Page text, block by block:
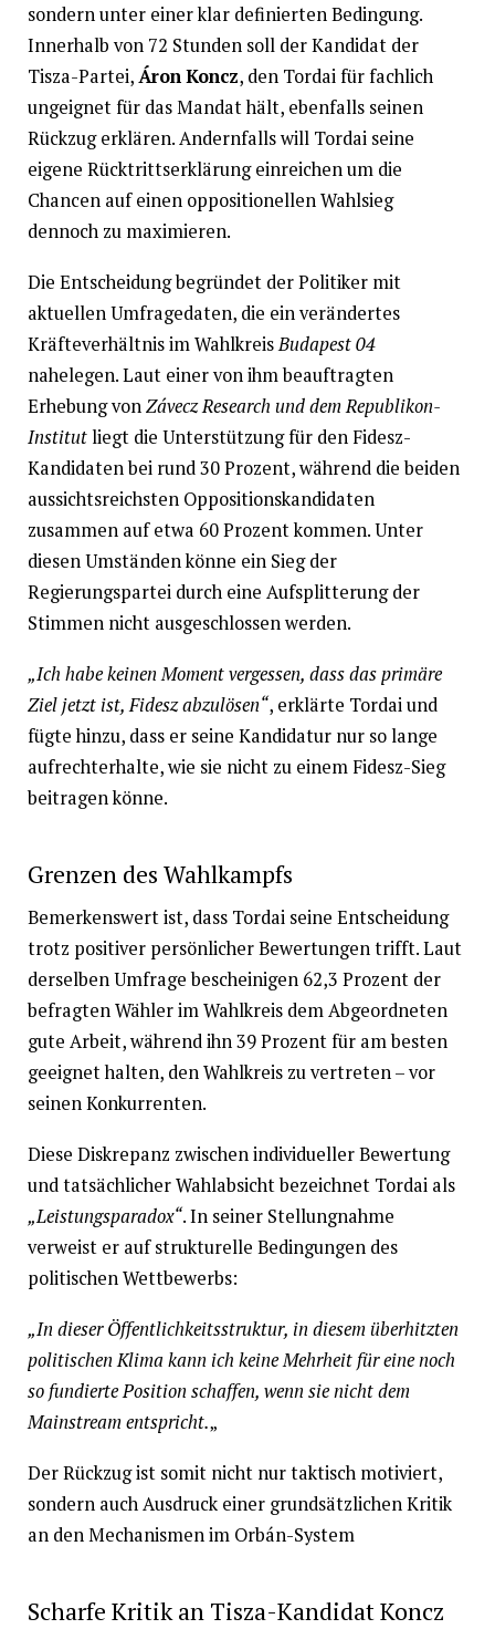
sondern unter einer klar definierten Bedingung.
Innerhalb von 72 Stunden soll der Kandidat der
Tisza-Partei,Áron Koncz, den Tordai für fachlich
ungeignet für das Mandat hält, ebenfalls seinen
Rückzug erklären. Andernfalls will Tordai seine
eigene Rücktrittserklärung einreichen um die
Chancen auf einen oppositionellen Wahlsieg
dennoch zu maximieren.
Die Entscheidung begründet der Politiker mit
aktuellen Umfragedaten, die ein verändertes
Kräfteverhältnis im WahlkreisBudapest 04
nahelegen. Laut einer von ihm beauftragten
Erhebung vonZávecz Research und dem Republikon-
Institutliegt die Unterstützung für den Fidesz-
Kandidaten bei rund 30 Prozent, während die beiden
aussichtsreichsten Oppositionskandidaten
zusammen auf etwa 60 Prozent kommen. Unter
diesen Umständen könne ein Sieg der
Regierungspartei durch eine Aufsplitterung der
Stimmen nicht ausgeschlossen werden.
„Ich habe keinen Moment vergessen, dass das primäre
Ziel jetzt ist, Fidesz abzulösen“, erklärte Tordai und
fügte hinzu, dass er seine Kandidatur nur so lange
aufrechterhalte, wie sie nicht zu einem Fidesz-Sieg
beitragen könne.
Grenzen des Wahlkampfs
Bemerkenswert ist, dass Tordai seine Entscheidung
trotz positiver persönlicher Bewertungen trifft. Laut
derselben Umfrage bescheinigen 62,3 Prozent der
befragten Wähler im Wahlkreis dem Abgeordneten
gute Arbeit, während ihn 39 Prozent für am besten
geeignet halten, den Wahlkreis zu vertreten – vor
seinen Konkurrenten.
Diese Diskrepanz zwischen individueller Bewertung
und tatsächlicher Wahlabsicht bezeichnet Tordai als
„Leistungsparadox“. In seiner Stellungnahme
verweist er auf strukturelle Bedingungen des
politischen Wettbewerbs:
„In dieser Öffentlichkeitsstruktur, in diesem überhitzten
politischen Klima kann ich keine Mehrheit für eine noch
so fundierte Position schaffen, wenn sie nicht dem
Mainstream entspricht.„
Der Rückzug ist somit nicht nur taktisch motiviert,
sondern auch Ausdruck einer grundsätzlichen Kritik
an den Mechanismen im Orbán-System
Scharfe Kritik an Tisza-Kandidat Koncz